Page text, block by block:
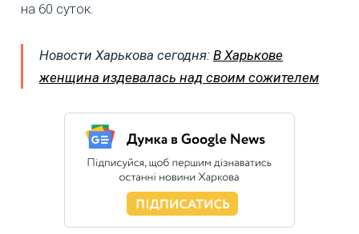
на 60 суток.
Новости Харькова сегодня: В Харькове
женщина издевалась над своим сожителем